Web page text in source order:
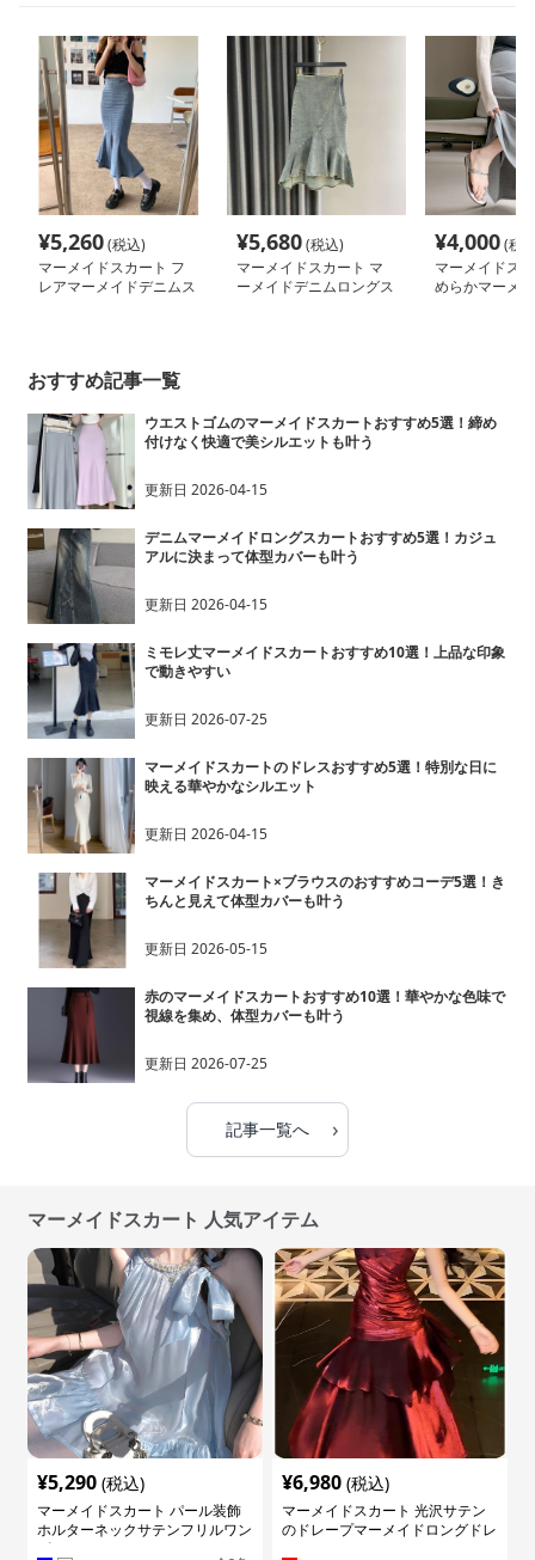
¥5,260(税込)
マーメイドスカート フ
レアマーメイドデニムス
¥5,680(税込)
マーメイドスカート マ
ーメイドデニムロングス
¥4,000(税
マーメイドス
めらかマーメ
おすすめ記事一覧
ウエストゴムのマーメイドスカートおすすめ5選！締め
付けなく快適で美シルエットも叶う
更新日 2026-04-15
デニムマーメイドロングスカートおすすめ5選！カジュ
アルに決まって体型カバーも叶う
更新日 2026-04-15
ミモレ丈マーメイドスカートおすすめ10選！上品な印象
で動きやすい
更新日 2026-07-25
マーメイドスカートのドレスおすすめ5選！特別な日に
映える華やかなシルエット
更新日 2026-04-15
マーメイドスカート×ブラウスのおすすめコーデ5選！き
ちんと見えて体型カバーも叶う
更新日 2026-05-15
赤のマーメイドスカートおすすめ10選！華やかな色味で
視線を集め、体型カバーも叶う
更新日 2026-07-25
記事一覧へ ›
マーメイドスカート 人気アイテム
¥5,290 (税込)
マーメイドスカート パール装飾
ホルターネックサテンフリルワン
ピース
¥6,980 (税込)
マーメイドスカート 光沢サテン
のドレープマーメイドロングドレ